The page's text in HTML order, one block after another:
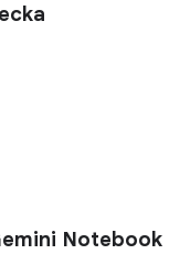
Notebook